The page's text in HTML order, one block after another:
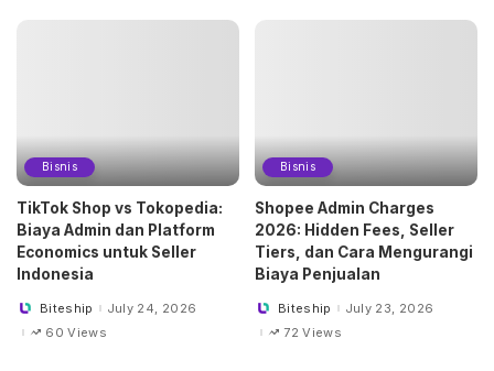
Bisnis
TikTok Shop vs Tokopedia:
Biaya Admin dan Platform
Economics untuk Seller
Indonesia
PostedBiteship
July 24, 2026
60 Views
Bisnis
Shopee Admin Charges
2026: Hidden Fees, Seller
Tiers, dan Cara Mengurangi
Biaya Penjualan
PostedBiteship
July 23, 2026
72 Views